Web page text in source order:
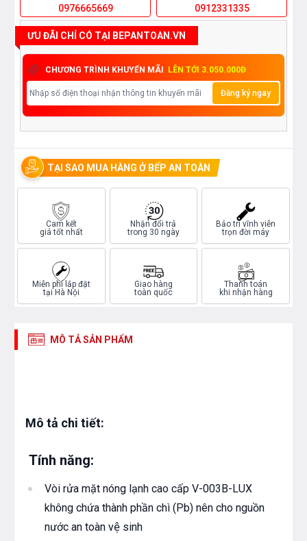
0976665669 0912331335
ƯU ĐÃI CHỈ CÓ TẠI BEPANTOAN.VN
CHƯƠNG TRÌNH KHUYẾN MÃI LÊN TỚI 3.050.000Đ
Đăng ký ngay
TẠI SAO MUA HÀNG Ở BẾP AN TOÀN
Cam kết
giá tốt nhất
Nhận đổi trả
trong 30 ngày
Bảo trì vĩnh viễn
trọn đời máy
Miễn phí lắp đặt
tại Hà Nội
Giao hàng
toàn quốc
Thanh toán
khi nhận hàng
MÔ TẢ SẢN PHẨM
Mô tả chi tiết:
Tính năng:
Vòi rửa mặt nóng lạnh cao cấp V-003B-LUX
không chứa thành phần chì (Pb) nên cho nguồn
nước an toàn vệ sinh